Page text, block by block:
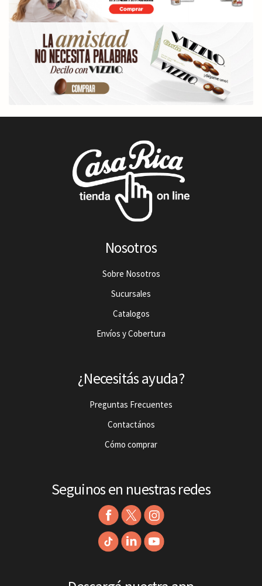
Nosotros
Sobre Nosotros
Sucursales
Catalogos
Envíos y Cobertura
¿Necesitás ayuda?
Preguntas Frecuentes
Contactános
Cómo comprar
Seguinos en nuestras redes